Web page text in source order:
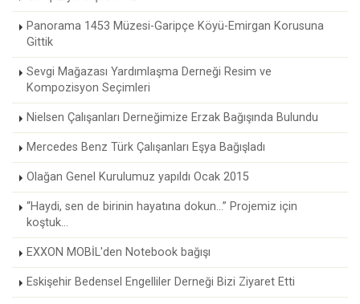
Panorama 1453 Müzesi-Garipçe Köyü-Emirgan Korusuna
Gittik
Sevgi Mağazası Yardımlaşma Derneği Resim ve
Kompozisyon Seçimleri
Nielsen Çalışanları Derneğimize Erzak Bağışında Bulundu
Mercedes Benz Türk Çalışanları Eşya Bağışladı
Olağan Genel Kurulumuz yapıldı Ocak 2015
“Haydi, sen de birinin hayatına dokun...” Projemiz için
koştuk...
EXXON MOBİL'den Notebook bağışı
Eskişehir Bedensel Engelliler Derneği Bizi Ziyaret Etti